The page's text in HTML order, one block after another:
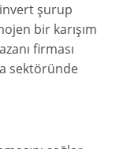
şurup
bir karışım
firması
sektöründe